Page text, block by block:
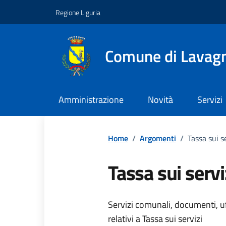
Regione Liguria
Comune di
Amministrazione Novità Servizi
Home / Argomenti / Tassa sui
Tassa sui
Dettagli
Servizi comunali, documenti,
relativi a Tassa sui servizi